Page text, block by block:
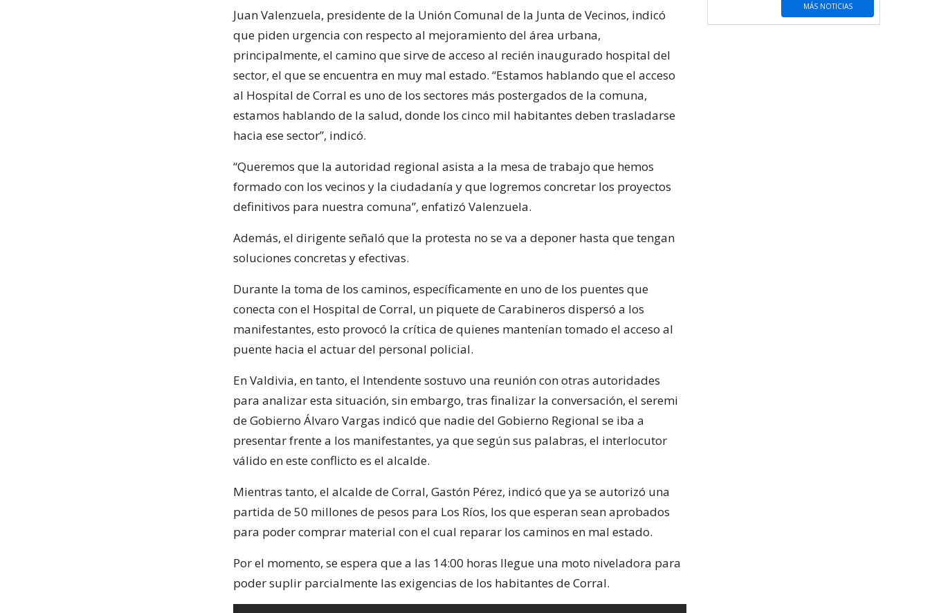
Juan Valenzuela, presidente de la Unión Comunal de la Junta de Vecinos, indicó
que piden urgencia con respecto al mejoramiento del área urbana,
principalmente, el camino que sirve de acceso al recién inaugurado hospital del
sector, el que se encuentra en muy mal estado. “Estamos hablando que el acceso
al Hospital de Corral es uno de los sectores más postergados de la comuna,
estamos hablando de la salud, donde los cinco mil habitantes deben trasladarse
hacia ese sector”, indicó.
“Queremos que la autoridad regional asista a la mesa de trabajo que hemos
formado con los vecinos y la ciudadanía y que logremos concretar los proyectos
definitivos para nuestra comuna”, enfatizó Valenzuela.
Además, el dirigente señaló que la protesta no se va a deponer hasta que tengan
soluciones concretas y efectivas.
Durante la toma de los caminos, específicamente en uno de los puentes que
conecta con el Hospital de Corral, un piquete de Carabineros dispersó a los
manifestantes, esto provocó la crítica de quienes mantenían tomado el acceso al
puente hacia el actuar del personal policial.
En Valdivia, en tanto, el Intendente sostuvo una reunión con otras autoridades
para analizar esta situación, sin embargo, tras finalizar la conversación, el seremi
de Gobierno Álvaro Vargas indicó que nadie del Gobierno Regional se iba a
presentar frente a los manifestantes, ya que según sus palabras, el interlocutor
válido en este conflicto es el alcalde.
Mientras tanto, el alcalde de Corral, Gastón Pérez, indicó que ya se autorizó una
partida de 50 millones de pesos para Los Ríos, los que esperan sean aprobados
para poder comprar material con el cual reparar los caminos en mal estado.
Por el momento, se espera que a las 14:00 horas llegue una moto niveladora para
poder suplir parcialmente las exigencias de los habitantes de Corral.
MÁS NOTICIAS